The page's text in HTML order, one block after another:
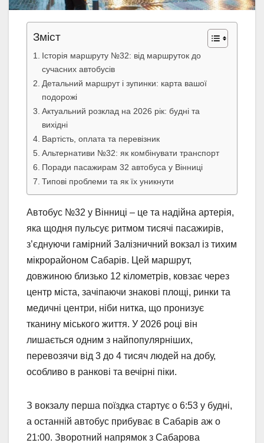
Зміст
Історія маршруту №32: від маршруток до
сучасних автобусів
Детальний маршрут і зупинки: карта вашої
подорожі
Актуальний розклад на 2026 рік: будні та
вихідні
Вартість, оплата та перевізник
Альтернативи №32: як комбінувати транспорт
Поради пасажирам 32 автобуса у Вінниці
Типові проблеми та як їх уникнути
Автобус №32 у Вінниці – це та надійна артерія,
яка щодня пульсує ритмом тисячі пасажирів,
з’єднуючи гамірний Залізничний вокзал із тихим
мікрорайоном Сабарів. Цей маршрут,
довжиною близько 12 кілометрів, ковзає через
центр міста, зачіпаючи знакові площі, ринки та
медичні центри, ніби нитка, що пронизує
тканину міського життя. У 2026 році він
лишається одним з найпопулярніших,
перевозячи від 3 до 4 тисяч людей на добу,
особливо в ранкові та вечірні піки.
З вокзалу перша поїздка стартує о 6:53 у будні,
а останній автобус прибуває в Сабарів аж о
21:00. Зворотний напрямок з Сабарова